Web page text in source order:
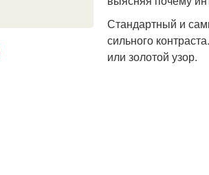
Стандартный и
сильного
или золотой узор.